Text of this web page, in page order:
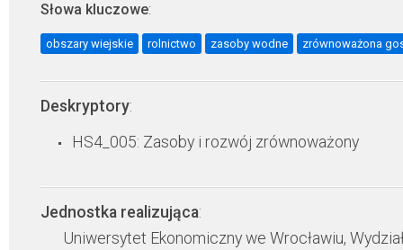
Słowa kluczowe:
obszary wiejskie rolnictwo zasoby wodne zrównoważona
Deskryptory:
HS4_005: Zasoby i rozwój zrównoważony
Jednostka realizująca:
Uniwersytet Ekonomiczny we Wrocławiu,